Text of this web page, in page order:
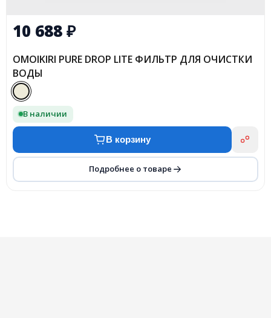
10 688₽
OMOIKIRI PURE DROP LITE ФИЛЬТР ДЛЯ ОЧИСТКИ
ВОДЫ
В наличии
В корзину
Подробнее о товаре